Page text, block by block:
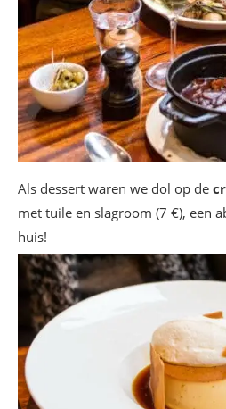
Als dessert waren we dol op de
met tuile en slagroom (7 €), een
huis!